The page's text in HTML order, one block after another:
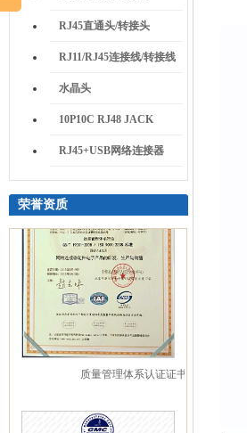
RJ45直通头/转接头
RJ11/RJ45连接线/转接线
水晶头
10P10C RJ48 JACK
RJ45+USB网络连接器
荣誉资质
质量管理体系认证证书